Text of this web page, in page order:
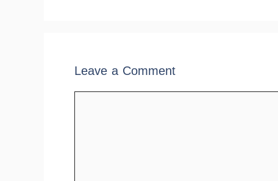
Leave a Comment